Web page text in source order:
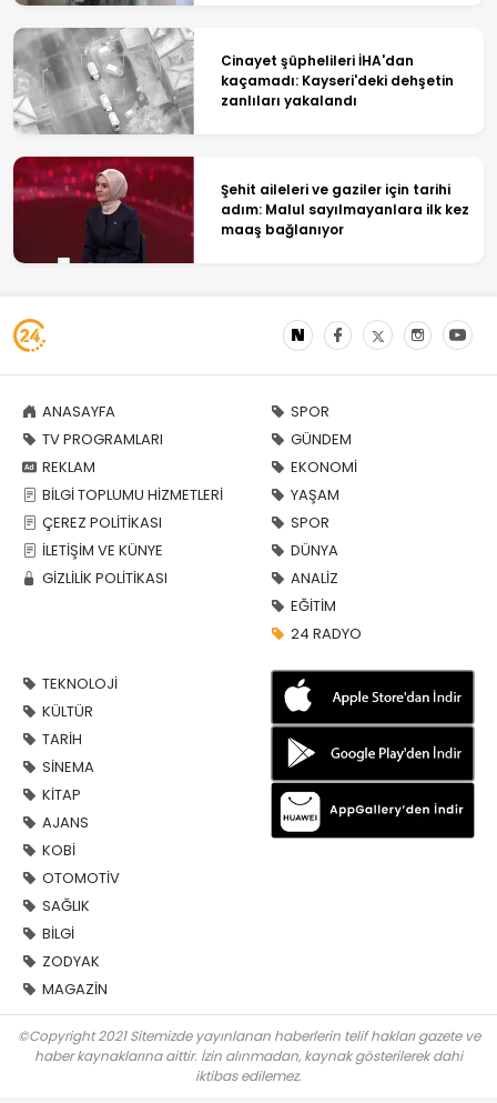
Cinayet şüphelileri İHA'dan
kaçamadı: Kayseri'deki dehşetin
zanlıları yakalandı
Şehit aileleri ve gaziler için tarihi
adım: Malul sayılmayanlara ilk kez
maaş bağlanıyor
ANASAYFA
TV PROGRAMLARI
REKLAM
BİLGİ TOPLUMU HİZMETLERİ
ÇEREZ POLİTİKASI
İLETİŞİM VE KÜNYE
GİZLİLİK POLİTİKASI
SPOR
GÜNDEM
EKONOMİ
YAŞAM
SPOR
DÜNYA
ANALİZ
EĞİTİM
24 RADYO
TEKNOLOJİ
KÜLTÜR
TARİH
SİNEMA
KİTAP
AJANS
KOBİ
OTOMOTİV
SAĞLIK
BİLGİ
ZODYAK
MAGAZİN
©Copyright 2021 Sitemizde yayınlanan haberlerin telif hakları gazete ve
haber kaynaklarına aittir. İzin alınmadan, kaynak gösterilerek dahi
iktibas edilemez.